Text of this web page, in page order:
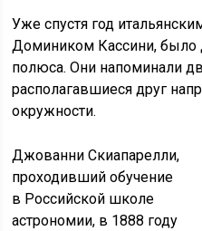
Уже спустя год
Домиником Кассини, было
полюса. Они напоминали
располагавшиеся друг
окружности.
Джованни Скиапарелли,
проходивший обучение
в Российской школе
астрономии, в 1888 году